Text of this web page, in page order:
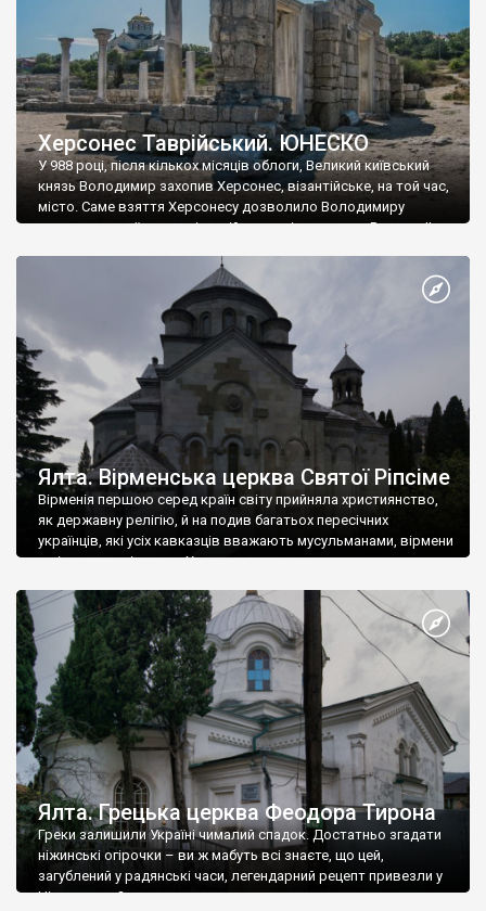
Херсонес Таврійський. ЮНЕСКО
У 988 році, після кількох місяців облоги, Великий київський
князь Володимир захопив Херсонес, візантійське, на той час,
місто. Саме взяття Херсонесу дозволило Володимиру
диктувати свої умови візантійському імператору Василю ІІ, та
Херсонесі Володимир-язичник, став Василем-християнином.
А потім було Хрещення Русі. На честь Херсонесу Таврійського
Ялта. Вірменська церква Святої Ріпсіме
Вірменія першою серед країн світу прийняла християнство,
як державну релігію, й на подив багатьох пересічних
українців, які усіх кавказців вважають мусульманами, вірмени
є відданими вірянами Христа
Ялта. Грецька церква Феодора Тирона
Греки залишили Україні чималий спадок. Достатньо згадати
ніжинські огірочки – ви ж мабуть всі знаєте, що цей,
загублений у радянські часи, легендарний рецепт привезли у
Ніжин греки?